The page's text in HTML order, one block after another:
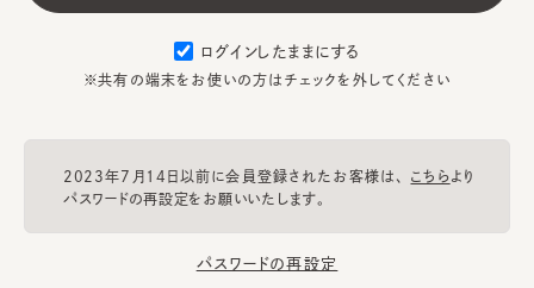
ログインしたままにする
※共有の端末をお使いの方はチェックを外してください
2023年7月14日以前に会員登録されたお客様は、 こちらより
パスワードの再設定をお願いいたします。
パスワードの再設定